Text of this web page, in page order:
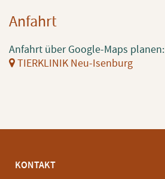
An­fahrt
An­fahrt über Goog­le-Maps pla­nen:
TIER­KLI­NIK Neu-Isen­burg
Navigation
KONTAKT